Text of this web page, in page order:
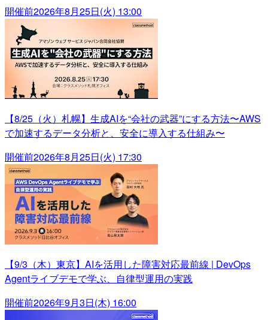
開催前2026年8月25日(火) 13:00
【8/25（火）札幌】生成AIを“会社の武器”にする方法〜AWS
で加速するデータ分析と、安全に導入する仕組み〜
開催前2026年8月25日(火) 17:30
【9/3（木）東京】AIを活用した障害対応最前線 | DevOps
Agentライブデモで学ぶ、自律型運用の実践
開催前2026年9月3日(木) 16:00